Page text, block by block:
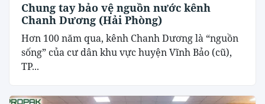
Chung tay bảo vệ nguồn nước kênh
Chanh Dương (Hải Phòng)
Hơn 100 năm qua, kênh Chanh Dương là “nguồn
sống” của cư dân khu vực huyện Vĩnh Bảo (cũ),
TP...